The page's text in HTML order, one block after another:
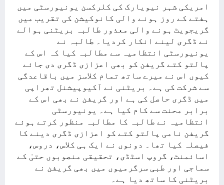
امریکی شہر نیویارک کی کلرکسن یونیورسٹی میں
ہفتے کے روز ہونے والی کانوکیشن کی تقریب میں
گریجویٹ ہونے والی معذور طالبہ بریٹنی ہوالے
نے ڈگری لینے انکار کردیا۔ طالبہ نے
یونیورسٹی انتظامیہ سے مطالبہ کیا کہ اس کے
پالتو کتے گریفن کو بھی اعزازی ڈگری دی جائے
کیوں اس نے میرے ساتھ تمام کلاسز میں باقاعدگی
سے شرکت کی ہے۔ بریٹنی نے آکیوپیشنل تھراپی
میں ڈگری حاصل کی ہے اور گریفن نے بھی اس کے
برابر محنت سے کام کیا ہے۔ یونیورسٹی
انتظامیہ نے طالبہ کا مطالبہ منظور کرتے ہوئے
گریفن نامی پالتو کتے کو اعزازی ڈگری دینے کا
فیصلہ کیا تھا۔ دونوں نے ایک ہی کلاس، دروس،
اسائمنٹ، گروپ اسٹڈی، تحقیقی منصوبوں حتیٰ کے
سماجی اور طبی سرگرمیوں میں بھی گریفن نے
بریٹنی کا ساتھ دیا ہے۔